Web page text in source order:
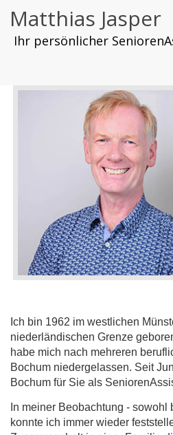
Matthias Jasper
Ihr persönlicher
Ich bin 1962 im westlichen
niederländischen Grenze
habe mich nach mehreren
Bochum niedergelassen. Seit
Bochum für Sie als
In meiner Beobachtung - sowohl
konnte ich immer wieder